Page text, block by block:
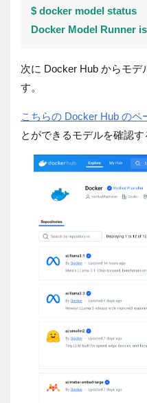
$ docker model status
Docker Model Runner
次に Docker Hub からモデ
す。
こちらの Docker Hub のペ
とができるモデルを確認す